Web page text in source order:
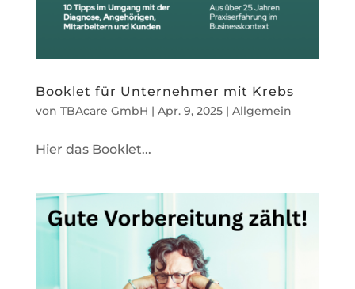
Booklet für Unternehmer mit Krebs
von TBAcare GmbH | Apr. 9, 2025| Allgemein
Hier das Booklet...